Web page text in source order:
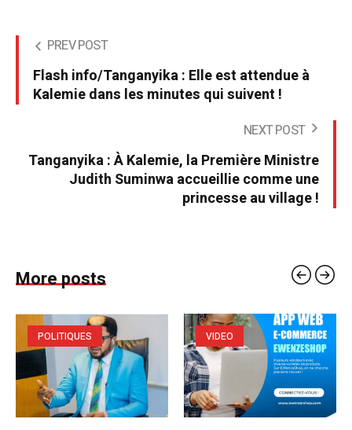
PREV POST
Flash info/Tanganyika : Elle est attendue à
Kalemie dans les minutes qui suivent !
NEXT POST
Tanganyika : À Kalemie, la Première Ministre
Judith Suminwa accueillie comme une
princesse au village !
More posts
POLITIQUES VIDEO